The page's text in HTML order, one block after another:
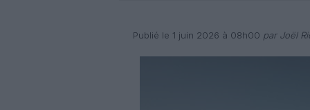
Publié le 1 juin 2026 à 08h00 par Joël